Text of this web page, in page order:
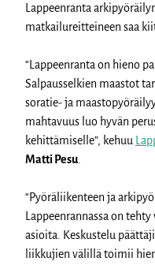
Lappeenranta
matkailureitteineen saa
“Lappeenranta on hieno
Salpausselkien maastot
soratie- ja
mahtavuus luo hyvän
kehittämiselle”, kehuu
Matti Pesu
“Pyöräliikenteen ja
Lappeenrannassa on
asioita. Keskustelu
liikkujien välillä toimii